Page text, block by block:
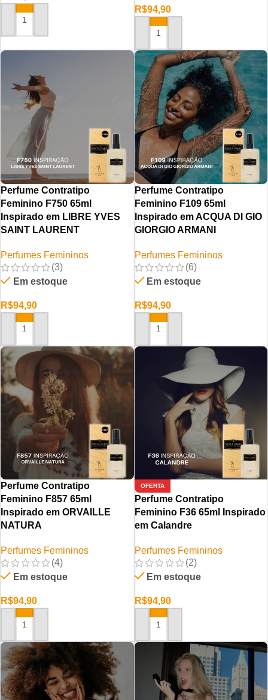
ADICIONAR AO CARRINHO
R$94,90
ADICIONAR AO CARRINHO
Perfume Contratipo
Feminino F750 65ml
Inspirado em LIBRE YVES
SAINT LAURENT
Perfumes Femininos
(3)
Em estoque
R$94,90
ADICIONAR AO CARRINHO
Perfume Contratipo
Feminino F109 65ml
Inspirado em ACQUA DI GIO
GIORGIO ARMANI
Perfumes Femininos
(6)
Em estoque
R$94,90
ADICIONAR AO CARRINHO
Perfume Contratipo
Feminino F857 65ml
Inspirado em ORVAILLE
NATURA
Perfumes Femininos
(4)
Em estoque
R$94,90
ADICIONAR AO CARRINHO
OFERTA
Perfume Contratipo
Feminino F36 65ml Inspirado
em Calandre
Perfumes Femininos
(2)
Em estoque
R$94,90
ADICIONAR AO CARRINHO